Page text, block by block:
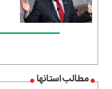
مطالب استانها